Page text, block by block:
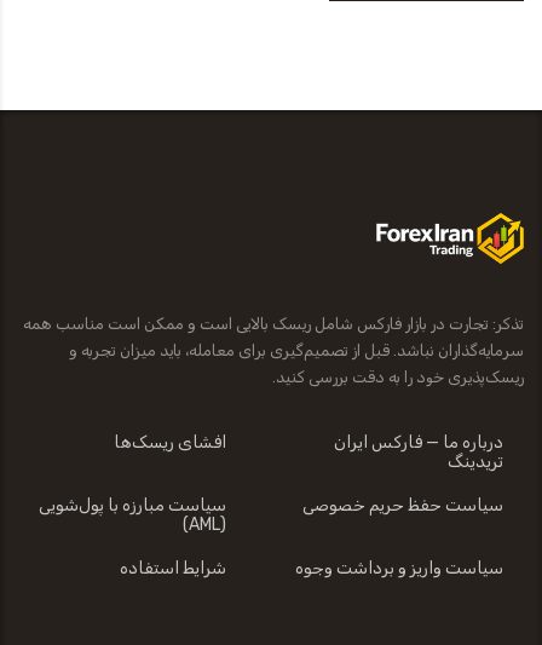
تذکر: تجارت در بازار فارکس شامل ریسک بالایی است و ممکن است مناسب همه
سرمایه‌گذاران نباشد. قبل از تصمیم‌گیری برای معامله، باید میزان تجربه و
ریسک‌پذیری خود را به دقت بررسی کنید.
درباره ما — فارکس ایران
تریدینگ
افشای ریسک‌ها
سیاست حفظ حریم خصوصی
سیاست مبارزه با پول‌شویی
(AML)
سیاست واریز و برداشت وجوه شرایط استفاده